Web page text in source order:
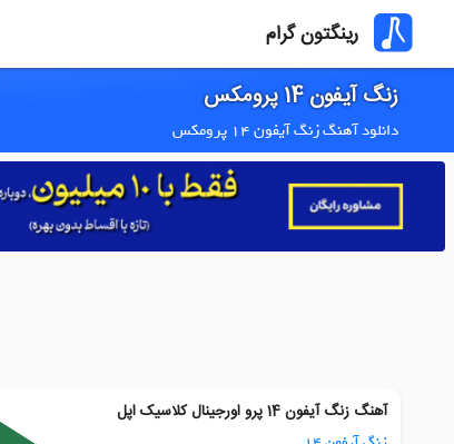
رینگتون گرام
زنگ آیفون 14 پرومکس
دانلود آهنگ زنگ آیفون 14 پرومکس
آهنگ زنگ آیفون 14 پرو اورجینال کلاسیک اپل